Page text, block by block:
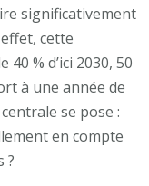
significativement
cette
% d’ici 2030, 50
à une année de
se pose :
en compte
?